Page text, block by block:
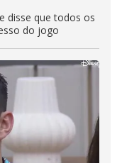
disse que todos os
do jogo